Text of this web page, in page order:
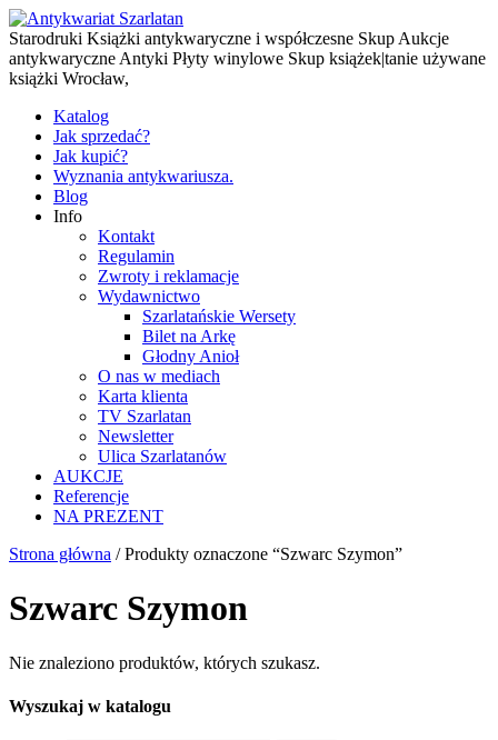
Starodruki Książki antykwaryczne i współczesne Skup Aukcje
antykwaryczne Antyki Płyty winylowe Skup książek|tanie używane
książki Wrocław,
Katalog
Jak sprzedać?
Jak kupić?
Wyznania antykwariusza.
Blog
Info
Kontakt
Regulamin
Zwroty i reklamacje
Wydawnictwo
Szarlatańskie Wersety
Bilet na Arkę
Głodny Anioł
O nas w mediach
Karta klienta
TV Szarlatan
Newsletter
Ulica Szarlatanów
AUKCJE
Referencje
NA PREZENT
Strona główna / Produkty oznaczone “Szwarc Szymon”
Szwarc Szymon
Nie znaleziono produktów, których szukasz.
Wyszukaj w katalogu